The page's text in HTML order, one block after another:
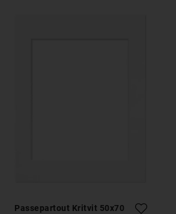
Passepartout Kritvit 50x70